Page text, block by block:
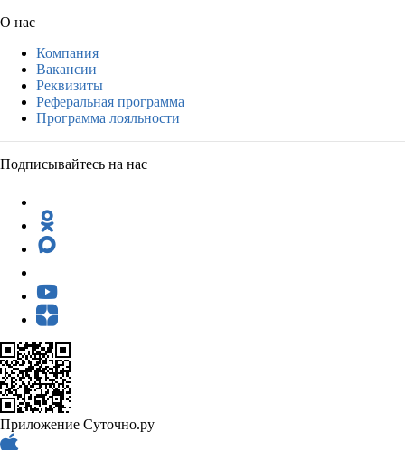
О нас
Компания
Вакансии
Реквизиты
Реферальная программа
Программа лояльности
Подписывайтесь на нас
Приложение Суточно.ру